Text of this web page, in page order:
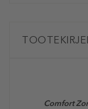
Comfort